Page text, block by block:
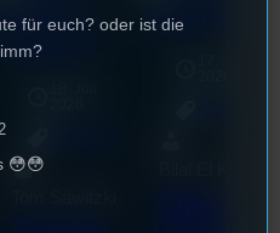
für euch? oder ist die
😳😳